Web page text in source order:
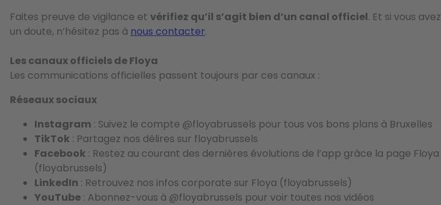
Faites preuve de vigilance et vérifiez qu’il s’agit bien d’un canal officiel. Et si vous avez
un doute, n’hésitez pas à nous contacter.
Les canaux officiels de Floya
Les communications officielles passent toujours par ces canaux :
Réseaux sociaux
Instagram : Suivez le compte @floyabrussels pour tous vos bons plans à Bruxelles
TikTok : Partagez nos délires sur floyabrussels
Facebook : Restez au courant des dernières évolutions de l’app grâce la page Floya
(floyabrussels)
LinkedIn : Retrouvez nos infos corporate sur Floya (floyabrussels)
YouTube : Abonnez-vous à @floyabrussels pour voir toutes nos vidéos